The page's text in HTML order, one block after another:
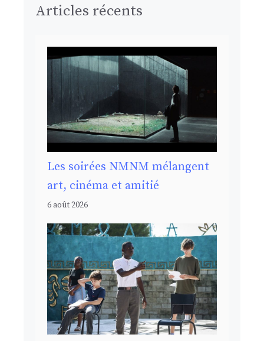
Articles récents
Les soirées NMNM mélangent
art, cinéma et amitié
6 août 2026